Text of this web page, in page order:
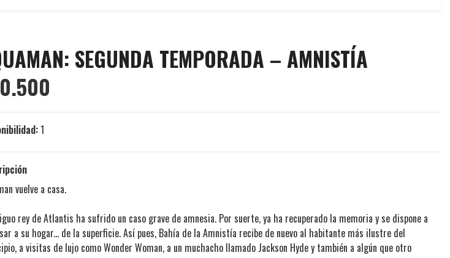
SEGUNDA TEMPORADA – AMNISTÍA
1
vuelve a casa.
rey de Atlantis ha sufrido un caso grave de amnesia. Por suerte, ya ha recuperado la memoria y se dispone a
a su hogar... de la superficie. Así pues, Bahía de la Amnistía recibe de nuevo al habitante más ilustre del
a visitas de lujo como Wonder Woman, a un muchacho llamado Jackson Hyde y también a algún que otro